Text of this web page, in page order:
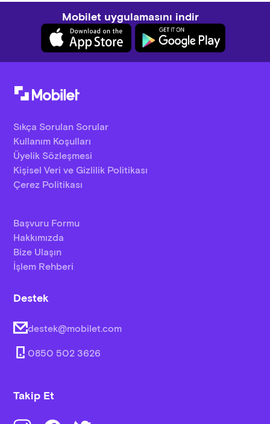
Mobilet uygulamasını indir
Sıkça Sorulan Sorular
Kullanım Koşulları
Üyelik Sözleşmesi
Kişisel Veri ve Gizlilik Politikası
Çerez Politikası
Başvuru Formu
Hakkımızda
Bize Ulaşın
İşlem Rehberi
Destek
destek@mobilet.com
0850 502 3626
Takip Et